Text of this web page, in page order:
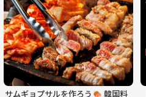
サムギョプサルを作ろう🍖 韓国料